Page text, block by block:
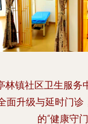
林镇社区卫生服务
面升级与延时门诊
的“健康守